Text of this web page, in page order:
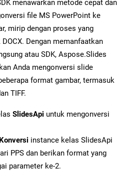
menawarkan metode cepat dan
file MS PowerPoint ke
mirip dengan proses yang
Dengan memanfaatkan
atau SDK, Aspose.Slides
Anda mengonversi slide
format gambar, termasuk
TIFF.
SlidesApi untuk mengonversi
Konversi instance kelas SlidesApi
PPS dan berikan format yang
parameter ke-2.